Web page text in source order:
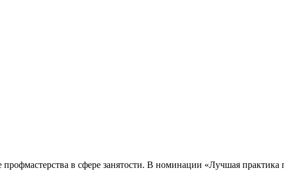
в сфере занятости. В номинации «Лучшая практика